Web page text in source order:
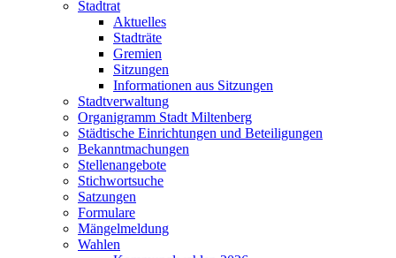
Stadtrat
Aktuelles
Stadträte
Gremien
Sitzungen
Informationen aus Sitzungen
Stadtverwaltung
Organigramm Stadt Miltenberg
Städtische Einrichtungen und Beteiligungen
Bekanntmachungen
Stellenangebote
Stichwortsuche
Satzungen
Formulare
Mängelmeldung
Wahlen